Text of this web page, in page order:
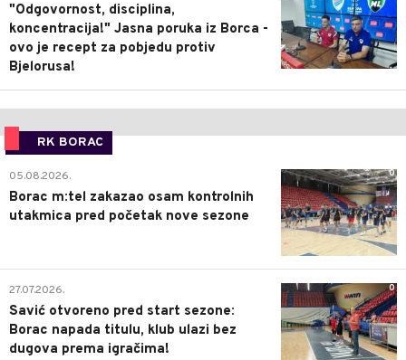
"Odgovornost, disciplina,
koncentracija!" Jasna poruka iz Borca -
ovo je recept za pobjedu protiv
Bjelorusa!
RK BORAC
0
05.08.2026.
Borac m:tel zakazao osam kontrolnih
utakmica pred početak nove sezone
0
27.07.2026.
Savić otvoreno pred start sezone:
Borac napada titulu, klub ulazi bez
dugova prema igračima!